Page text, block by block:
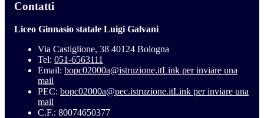
Contatti
Liceo Ginnasio statale Luigi Galvani
Via Castiglione, 38 40124 Bologna
Tel: 051-6563111
Email: bopc02000a@istruzione.itLink per inviare una
mail
PEC: bopc02000a@pec.istruzione.itLink per inviare una
mail
C.F.: 80074650377